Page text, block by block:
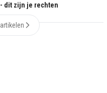
dit zijn je rechten